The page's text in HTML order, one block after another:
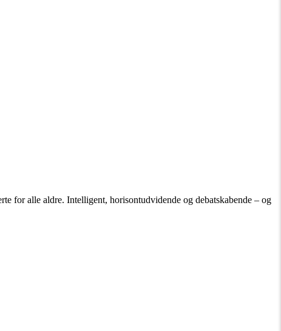
for alle aldre. Intelligent, horisontudvidende og debatskabende – og